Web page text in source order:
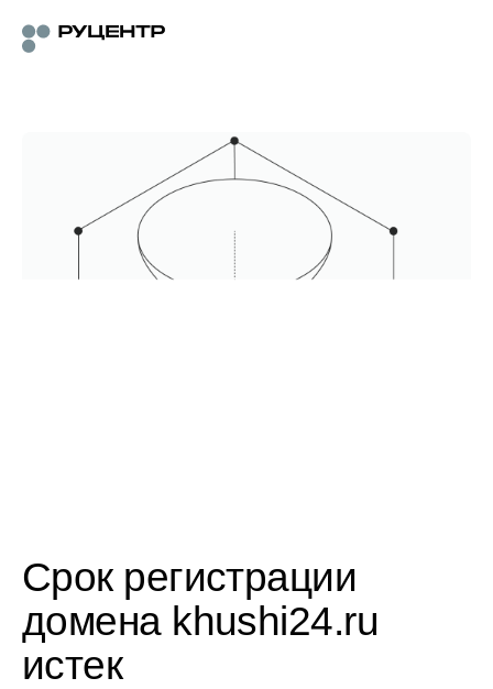
Срок регистрации
домена khushi24.ru
истек